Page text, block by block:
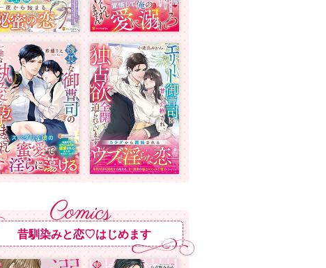
昔馴染みと恋♡はじめます